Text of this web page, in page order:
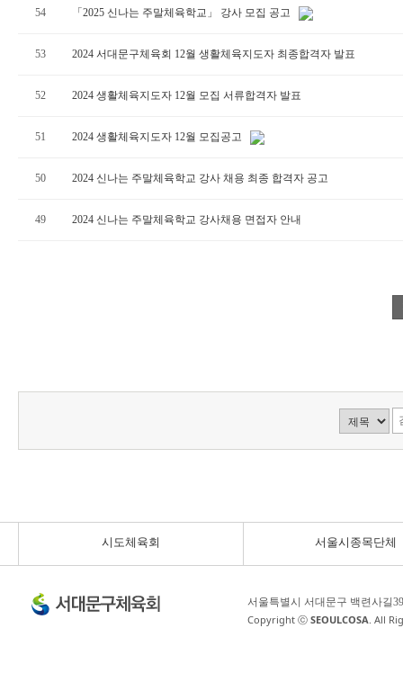
54 「2025 신나는 주말체육학교」 강사 모집 공고
53 2024 서대문구체육회 12월 생활체육지도자 최종합격자 발표
52 2024 생활체육지도자 12월 모집 서류합격자 발표
51 2024 생활체육지도자 12월 모집공고
50 2024 신나는 주말체육학교 강사 채용 최종 합격자 공고
49 2024 신나는 주말체육학교 강사채용 면접자 안내
시도체육회 서울시종목단체
서울특별시 서대문구 백련사길
Copyright ⓒ SEOULCOSA. All